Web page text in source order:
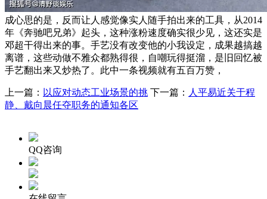
成心思的是，反而让人感觉像实人随手拍出来的工具，从2014
年《奔驰吧兄弟》起头，这种涨粉速度确实很少见，这还实是
邓超干得出来的事。手艺没有改变他的小我设定，成果越搞越
离谱，这些动做不雅众都熟得很，自嘲玩得挺溜，是旧回忆被
手艺翻出来又炒热了。此中一条视频就有五百万赞，
上一篇： 以应对动态工业场景的挑 下一篇： 人平易近关于程
静、戴向晨任夺职务的通知各区
QQ咨询